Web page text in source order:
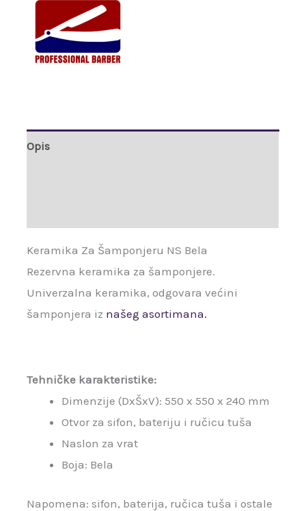
Opis
Keramika Za Šamponjeru NS Bela
Rezervna keramika za šamponjere.
Univerzalna keramika, odgovara većini
šamponjera iz našeg asortimana.
Tehničke karakteristike:
Dimenzije (DxŠxV): 550 x 550 x 240 mm
Otvor za sifon, bateriju i ručicu tuša
Naslon za vrat
Boja: Bela
Napomena: sifon, baterija, ručica tuša i ostale